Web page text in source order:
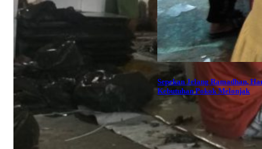
Sepekan Jelang Ramadhan,
Kebutuhan Pokok Melonjak